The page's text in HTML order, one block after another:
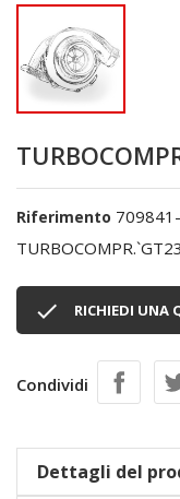
Riferimento
 RICHIEDI UNA
Condividi
Dettagli del